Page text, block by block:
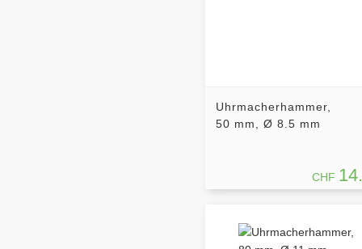
Uhrmacherhammer,
50 mm, Ø 8.5 mm
CHF